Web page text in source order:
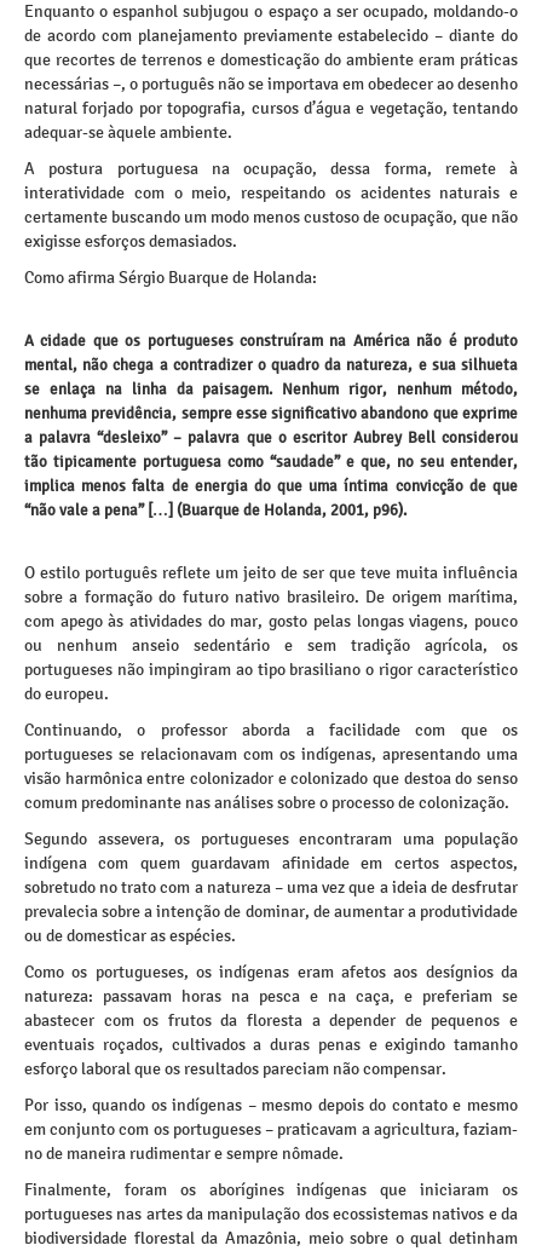
Enquanto o espanhol subjugou o espaço a ser ocupado, moldando-o
de acordo com planejamento previamente estabelecido – diante do
que recortes de terrenos e domesticação do ambiente eram práticas
necessárias –, o português não se importava em obedecer ao desenho
natural forjado por topografia, cursos d’água e vegetação, tentando
adequar-se àquele ambiente.
A postura portuguesa na ocupação, dessa forma, remete à
interatividade com o meio, respeitando os acidentes naturais e
certamente buscando um modo menos custoso de ocupação, que não
exigisse esforços demasiados.
Como afirma Sérgio Buarque de Holanda:
A cidade que os portugueses construíram na América não é produto
mental, não chega a contradizer o quadro da natureza, e sua silhueta
se enlaça na linha da paisagem. Nenhum rigor, nenhum método,
nenhuma previdência, sempre esse significativo abandono que exprime
a palavra “desleixo” – palavra que o escritor Aubrey Bell considerou
tão tipicamente portuguesa como “saudade” e que, no seu entender,
implica menos falta de energia do que uma íntima convicção de que
“não vale a pena” […] (Buarque de Holanda, 2001, p96).
O estilo português reflete um jeito de ser que teve muita influência
sobre a formação do futuro nativo brasileiro. De origem marítima,
com apego às atividades do mar, gosto pelas longas viagens, pouco
ou nenhum anseio sedentário e sem tradição agrícola, os
portugueses não impingiram ao tipo brasiliano o rigor característico
do europeu.
Continuando, o professor aborda a facilidade com que os
portugueses se relacionavam com os indígenas, apresentando uma
visão harmônica entre colonizador e colonizado que destoa do senso
comum predominante nas análises sobre o processo de colonização.
Segundo assevera, os portugueses encontraram uma população
indígena com quem guardavam afinidade em certos aspectos,
sobretudo no trato com a natureza – uma vez que a ideia de desfrutar
prevalecia sobre a intenção de dominar, de aumentar a produtividade
ou de domesticar as espécies.
Como os portugueses, os indígenas eram afetos aos desígnios da
natureza: passavam horas na pesca e na caça, e preferiam se
abastecer com os frutos da floresta a depender de pequenos e
eventuais roçados, cultivados a duras penas e exigindo tamanho
esforço laboral que os resultados pareciam não compensar.
Por isso, quando os indígenas – mesmo depois do contato e mesmo
em conjunto com os portugueses – praticavam a agricultura, faziam-
no de maneira rudimentar e sempre nômade.
Finalmente, foram os aborígines indígenas que iniciaram os
portugueses nas artes da manipulação dos ecossistemas nativos e da
biodiversidade florestal da Amazônia, meio sobre o qual detinham